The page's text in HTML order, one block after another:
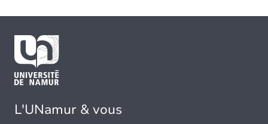
L'UNamur & vous